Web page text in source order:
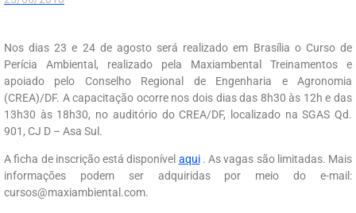
Nos dias 23 e 24 de agosto será realizado em Brasília o Curso de
Perícia Ambiental, realizado pela Maxiambental Treinamentos e
apoiado pelo Conselho Regional de Engenharia e Agronomia
(CREA)/DF. A capacitação ocorre nos dois dias das 8h30 às 12h e das
13h30 às 18h30, no auditório do CREA/DF, localizado na SGAS Qd.
901, CJ D – Asa Sul.
A ficha de inscrição está disponível aqui. As vagas são limitadas. Mais
informações podem ser adquiridas por meio do e-mail:
cursos@maxiambiental.com.